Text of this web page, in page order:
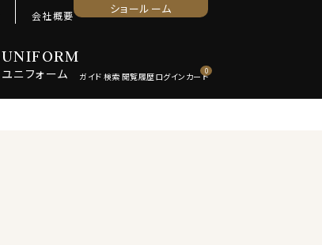
UNIFORM
ユニフォーム
会社概要 ショールーム
0